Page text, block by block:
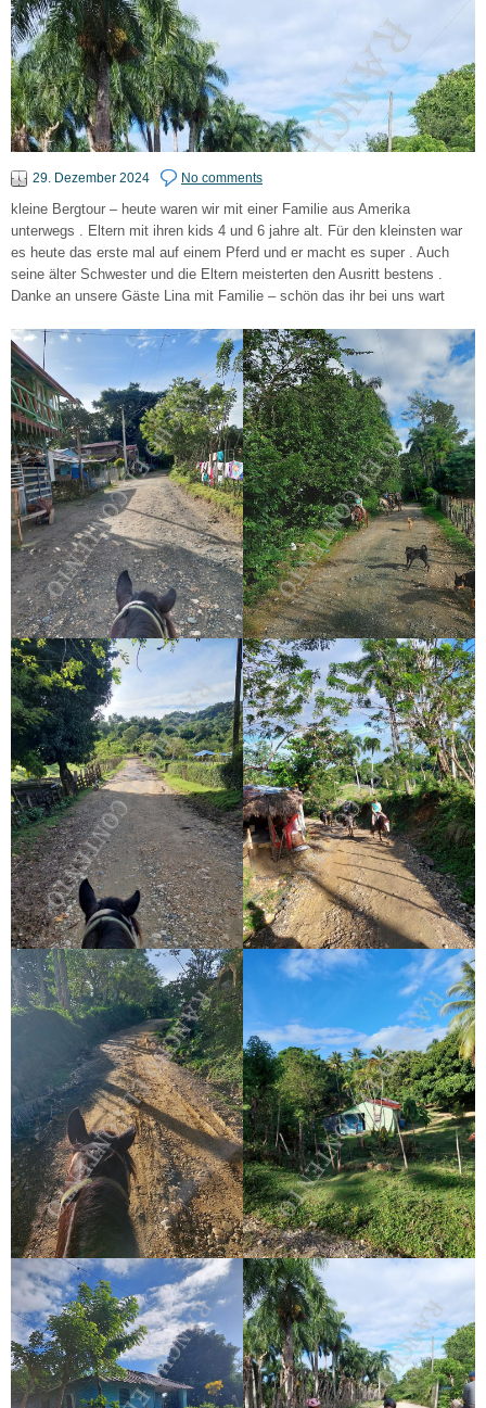
29. Dezember 2024 No comments
kleine Bergtour – heute waren wir mit einer Familie aus Amerika
unterwegs . Eltern mit ihren kids 4 und 6 jahre alt. Für den kleinsten war
es heute das erste mal auf einem Pferd und er macht es super . Auch
seine älter Schwester und die Eltern meisterten den Ausritt bestens .
Danke an unsere Gäste Lina mit Familie – schön das ihr bei uns wart